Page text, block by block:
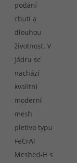
podání
chuti a
dlouhou
životnost. V
jádru se
nachází
kvalitní
moderní
mesh
pletivo typu
FeCrAl
Meshed-H s